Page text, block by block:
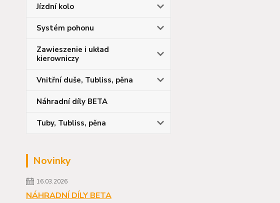
Jízdní kolo
Systém pohonu
Zawieszenie i układ
kierowniczy
Vnitřní duše, Tubliss, pěna
Náhradní díly BETA
Tuby, Tubliss, pěna
Novinky
16.03.2026
NÁHRADNÍ DÍLY BETA